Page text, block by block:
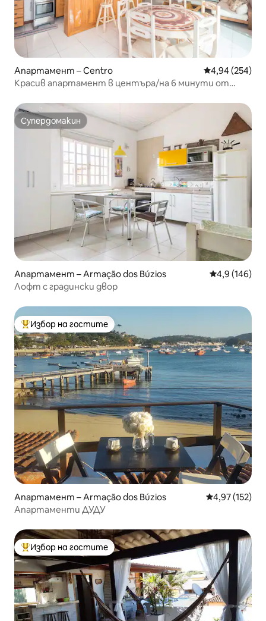
Апартамент – Centro Средна
4,94 (254)
Красив апартамент в центъра/на 6 минути от
Супердомакин
Супердомакин
Апартамент – Armação dos Búzios Средна
4,9 (146)
Лофт с градински двор
Най-популярен избор на гостите
Избор на гостите
Апартамент – Armação dos Búzios Средна
4,97 (152)
Апартаменти ДУДУ
Най-популярен избор на гостите
Избор на гостите